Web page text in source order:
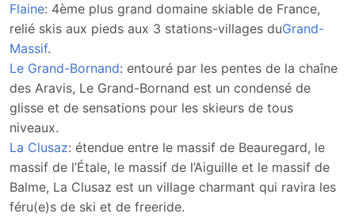
Flaine: 4ème plus grand domaine skiable de France,
relié skis aux pieds aux 3 stations-villages duGrand-
Massif.
Le Grand-Bornand: entouré par les pentes de la chaîne
des Aravis, Le Grand-Bornand est un condensé de
glisse et de sensations pour les skieurs de tous
niveaux.
La Clusaz: étendue entre le massif de Beauregard, le
massif de l’Étale, le massif de l’Aiguille et le massif de
Balme, La Clusaz est un village charmant qui ravira les
féru(e)s de ski et de freeride.